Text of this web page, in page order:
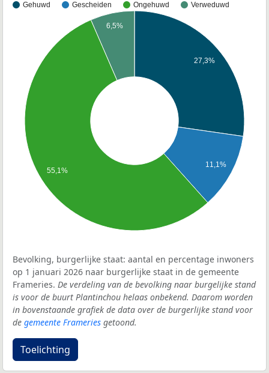
Gehuwd Gescheiden Ongehuwd Verweduwd
27,3%
11,1%
6,5%
55,1%
Bevolking, burgerlijke staat: aantal en percentage inwoners
op 1 januari 2026 naar burgerlijke staat in de gemeente
Frameries. De verdeling van de bevolking naar burgelijke stand
is voor de buurt Plantinchou helaas onbekend. Daarom worden
in bovenstaande grafiek de data over de burgerlijke stand voor
de gemeente Frameries getoond.
Toelichting